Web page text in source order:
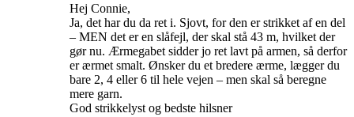
Hej Connie,
Ja, det har du da ret i. Sjovt, for den er strikket af en del
– MEN det er en slåfejl, der skal stå 43 m, hvilket der
gør nu. Ærmegabet sidder jo ret lavt på armen, så derfor
er ærmet smalt. Ønsker du et bredere ærme, lægger du
bare 2, 4 eller 6 til hele vejen – men skal så beregne
mere garn.
God strikkelyst og bedste hilsner